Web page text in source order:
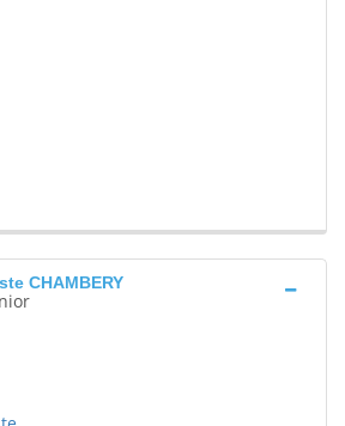
CHAMBERY